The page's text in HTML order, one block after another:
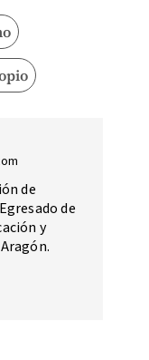
de
de
y